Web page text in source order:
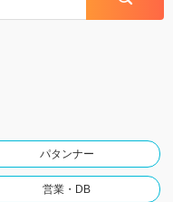
パタンナー
営業・DB